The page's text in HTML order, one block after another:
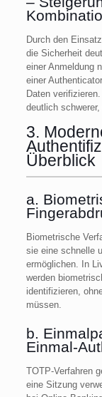
Durch den
die Sicherheit
einer Anmeldung
einer
Daten
deutlich
3.
Überblick
a.
Biometrische
sie eine schnelle
ermöglichen. In
werden
identifizieren,
müssen.
b.
Einmal-
TOTP-Verfahren
eine Sitzung